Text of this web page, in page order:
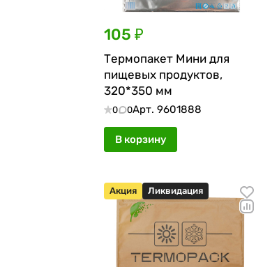
105 ₽
Термопакет Мини для
пищевых продуктов,
320*350 мм
0 0Арт. 9601888
В корзину
Акция Ликвидация